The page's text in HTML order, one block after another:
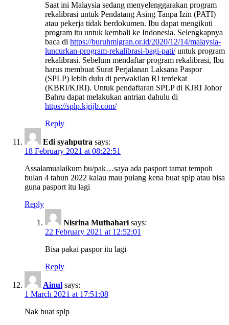
Saat ini Malaysia sedang menyelenggarakan program
rekalibrasi untuk Pendatang Asing Tanpa Izin (PATI)
atau pekerja tidak berdokumen. Ibu dapat mengikuti
program itu untuk kembali ke Indonesia. Selengkapnya
baca di https://buruhmigran.or.id/2020/12/14/malaysia-
luncurkan-program-rekalibrasi-bagi-pati/untuk program
rekalibrasi. Sebelum mendaftar program rekalibrasi, Ibu
harus membuat Surat Perjalanan Laksana Paspor
(SPLP) lebih dulu di perwakilan RI terdekat
(KBRI/KJRI). Untuk pendaftaran SPLP di KJRI Johor
Bahru dapat melakukan antrian dahulu di
https://splp.kjrijb.com/
Reply
Edi syahputra says:
18 February 2021 at 08:22:51
Assalamualaikum bu/pak…saya ada pasport tamat tempoh
bulan 4 tahun 2022 kalau mau pulang kena buat splp atau bisa
guna pasport itu lagi
Reply
Nisrina Muthahari says:
22 February 2021 at 12:52:01
Bisa pakai paspor itu lagi
Reply
Ainul says:
1 March 2021 at 17:51:08
Nak buat splp